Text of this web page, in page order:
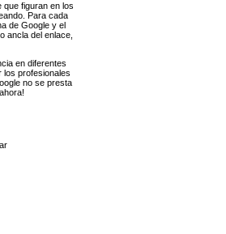
que figuran en los
Para cada
de Google y el
ancla del enlace,
en diferentes
los profesionales
no se presta